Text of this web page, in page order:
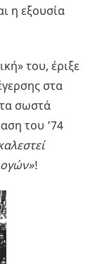
η εξουσία
του, έριξε
στα
σωστά
του ’74
!